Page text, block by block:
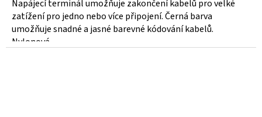
Napájecí terminál umožňuje zakončení kabelů pro velké
zatížení pro jedno nebo více připojení. Černá barva
umožňuje snadné a jasné barevné kódování kabelů.
Nylonová...